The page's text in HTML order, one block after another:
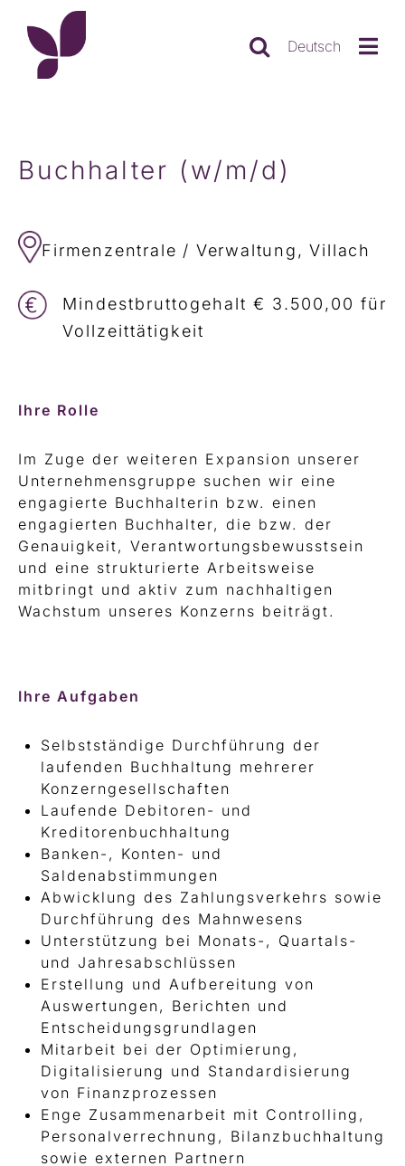
content
Deutsch
Buchhalter (w/m/d)
Firmenzentrale / Verwaltung, Villach
Mindestbruttogehalt € 3.500,00 für
Vollzeittätigkeit
Ihre Rolle
Im Zuge der weiteren Expansion unserer
Unternehmensgruppe suchen wir eine
engagierte Buchhalterin bzw. einen
engagierten Buchhalter, die bzw. der
Genauigkeit, Verantwortungsbewusstsein
und eine strukturierte Arbeitsweise
mitbringt und aktiv zum nachhaltigen
Wachstum unseres Konzerns beiträgt.
Ihre Aufgaben
Selbstständige Durchführung der
laufenden Buchhaltung mehrerer
Konzerngesellschaften
Laufende Debitoren- und
Kreditorenbuchhaltung
Banken-, Konten- und
Saldenabstimmungen
Abwicklung des Zahlungsverkehrs sowie
Durchführung des Mahnwesens
Unterstützung bei Monats-, Quartals-
und Jahresabschlüssen
Erstellung und Aufbereitung von
Auswertungen, Berichten und
Entscheidungsgrundlagen
Mitarbeit bei der Optimierung,
Digitalisierung und Standardisierung
von Finanzprozessen
Enge Zusammenarbeit mit Controlling,
Personalverrechnung, Bilanzbuchhaltung
sowie externen Partnern